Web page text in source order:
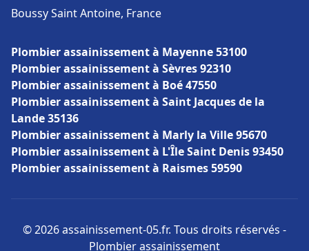
Boussy Saint Antoine, France
Plombier assainissement à Mayenne 53100
Plombier assainissement à Sèvres 92310
Plombier assainissement à Boé 47550
Plombier assainissement à Saint Jacques de la
Lande 35136
Plombier assainissement à Marly la Ville 95670
Plombier assainissement à L'Île Saint Denis 93450
Plombier assainissement à Raismes 59590
© 2026 assainissement-05.fr. Tous droits réservés -
Plombier assainissement